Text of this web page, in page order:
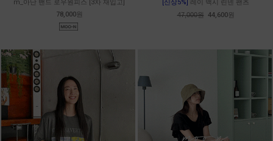
m_아난 밴드 로우원피스 [3차 재입고]
78,000원
[신상5%] 레이 맥시 린넨 팬츠
47,000원 44,600원